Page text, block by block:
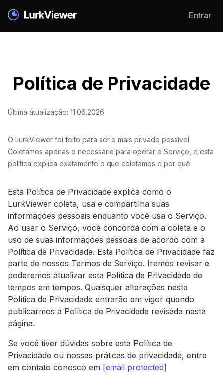
Entrar
Política de Privacidade
Última atualização: 11.06.2026
O LurkViewer foi feito para ser o mais privado possível.
Coletamos apenas o necessário para operar o Serviço, e esta
política explica exatamente o que coletamos e por quê.
Esta Política de Privacidade explica como o
LurkViewer coleta, usa e compartilha suas
informações pessoais enquanto você usa o Serviço.
Ao usar o Serviço, você concorda com a coleta e o
uso de suas informações pessoais de acordo com a
Política de Privacidade. Esta Política de Privacidade faz
parte de nossos Termos de Serviço. Iremos revisar e
poderemos atualizar esta Política de Privacidade de
tempos em tempos. Quaisquer alterações nesta
Política de Privacidade entrarão em vigor quando
publicarmos a Política de Privacidade revisada nesta
página.
Se você tiver dúvidas sobre esta Política de
Privacidade ou nossas práticas de privacidade, entre
em contato conosco em [email protected]